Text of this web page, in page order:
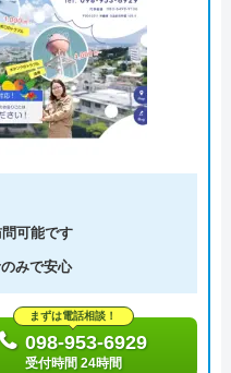
可能です
みで安心
まずは電話相談！
098-953-6929
受付時間 24時間